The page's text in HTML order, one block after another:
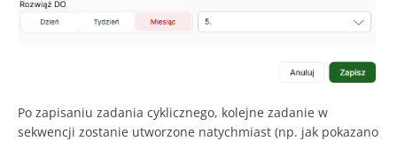
Po zapisaniu zadania cyklicznego, kolejne zadanie w
sekwencji zostanie utworzone natychmiast (np. jak pokazano